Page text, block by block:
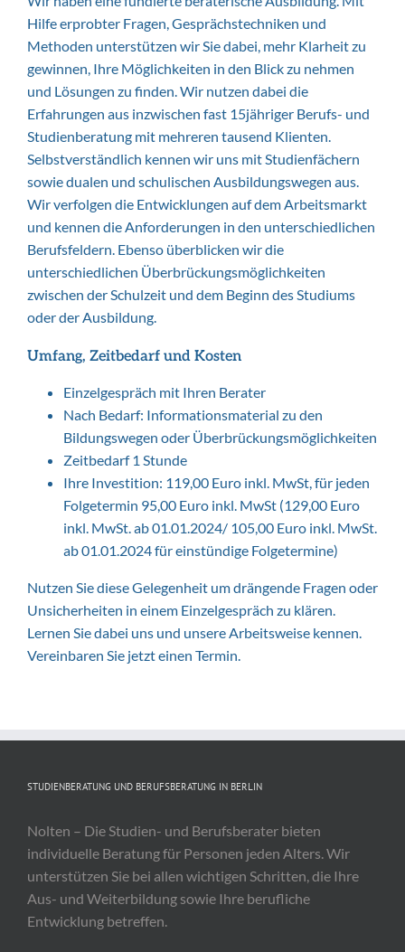
Hilfe erprobter Fragen, Gesprächstechniken und
Methoden unterstützen wir Sie dabei, mehr Klarheit zu
gewinnen, Ihre Möglichkeiten in den Blick zu nehmen
und Lösungen zu finden. Wir nutzen dabei die
Erfahrungen aus inzwischen fast 15jähriger Berufs- und
Studienberatung mit mehreren tausend Klienten.
Selbstverständlich kennen wir uns mit Studienfächern
sowie dualen und schulischen Ausbildungswegen aus.
Wir verfolgen die Entwicklungen auf dem Arbeitsmarkt
und kennen die Anforderungen in den unterschiedlichen
Berufsfeldern. Ebenso überblicken wir die
unterschiedlichen Überbrückungsmöglichkeiten
zwischen der Schulzeit und dem Beginn des Studiums
oder der Ausbildung.
Umfang, Zeitbedarf und Kosten
Einzelgespräch mit Ihren Berater
Nach Bedarf: Informationsmaterial zu den
Bildungswegen oder Überbrückungsmöglichkeiten
Zeitbedarf 1 Stunde
Ihre Investition: 119,00 Euro inkl. MwSt, für jeden
Folgetermin 95,00 Euro inkl. MwSt (129,00 Euro
inkl. MwSt. ab 01.01.2024/ 105,00 Euro inkl. MwSt.
ab 01.01.2024 für einstündige Folgetermine)
Nutzen Sie diese Gelegenheit um drängende Fragen oder
Unsicherheiten in einem Einzelgespräch zu klären.
Lernen Sie dabei uns und unsere Arbeitsweise kennen.
Vereinbaren Sie jetzt einen Termin.
STUDIENBERATUNG UND BERUFSBERATUNG IN BERLIN
Nolten – Die Studien- und Berufsberater bieten
individuelle Beratung für Personen jeden Alters. Wir
unterstützen Sie bei allen wichtigen Schritten, die Ihre
Aus- und Weiterbildung sowie Ihre berufliche
Entwicklung betreffen.